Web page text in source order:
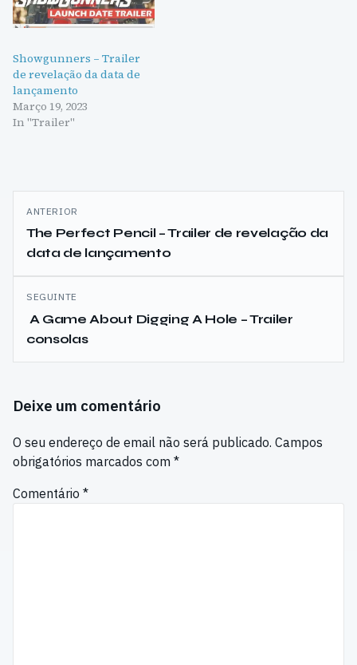
Showgunners – Trailer
de revelação da data de
lançamento
Março 19, 2023
In "Trailer"
Navegação
de
artigos
ANTERIOR
The Perfect Pencil – Trailer de revelação da
data de lançamento
SEGUINTE
A Game About Digging A Hole – Trailer
consolas
Deixe um comentário
O seu endereço de email não será publicado. Campos
obrigatórios marcados com *
Comentário *